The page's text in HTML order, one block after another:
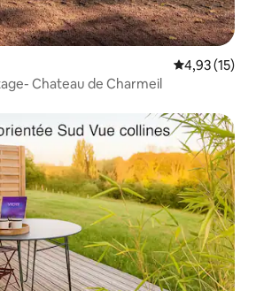
4,93 av 5 i
4,93 (15)
Chateau de Charmeil